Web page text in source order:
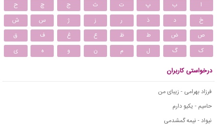
ا ب پ ت ث ج چ
ح
خ
د ذ ر ز ژ س
ش
ص
ض ط ظ ع غ ف
ق
ک
گ ل م ن و ه ی
درخواستی کاربران
فرزاد بهرامی - زیبای من
حامیم - یکیو دارم
نیواد - نیمه گمشدمی